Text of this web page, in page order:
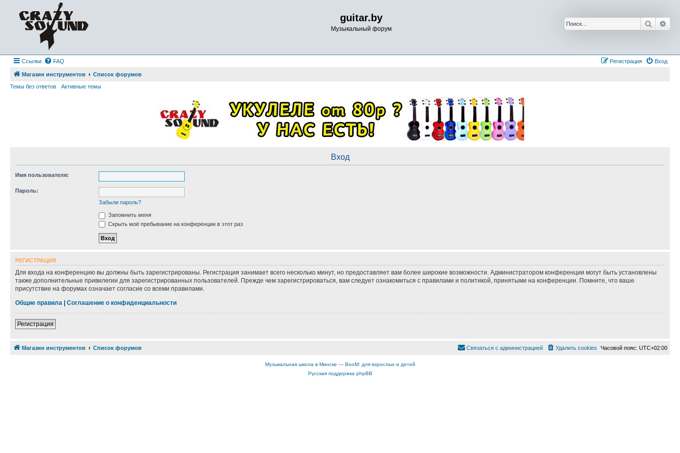
guitar.by
Музыкальный форум
Поиск
Ссылки FAQ Вход
Регистрация
Магазин инструментов
Список форумов
Темы без ответов
Активные темы
Вход
Имя пользователя:
Пароль:
Забыли пароль?
Запомнить меня
Скрыть моё пребывание на конференции в этот раз
РЕГИСТРАЦИЯ
Для входа на конференцию вы должны быть зарегистрированы. Регистрация занимает всего несколько минут, но предоставляет вам более широкие возможности. Администратором конференции могут быть установлены
также дополнительные привилегии для зарегистрированных пользователей. Прежде чем зарегистрироваться, вам следует ознакомиться с правилами и политикой, принятыми на конференции. Помните, что ваше
присутствие на форумах означает согласие со всеми правилами.
Общие правила | Соглашение о конфиденциальности
Регистрация
Магазин инструментов Список форумов Часовой пояс: UTC+02:00
Удалить cookies
Связаться с администрацией
Музыкальная школа в Минске — BooM: для взрослых и детей
Русская поддержка phpBB